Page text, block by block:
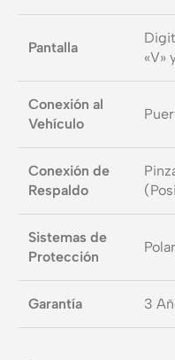
Pantalla
«V»
Conexión al
Vehículo
Conexión de
Respaldo
Sistemas de
Protección
Garantía 3